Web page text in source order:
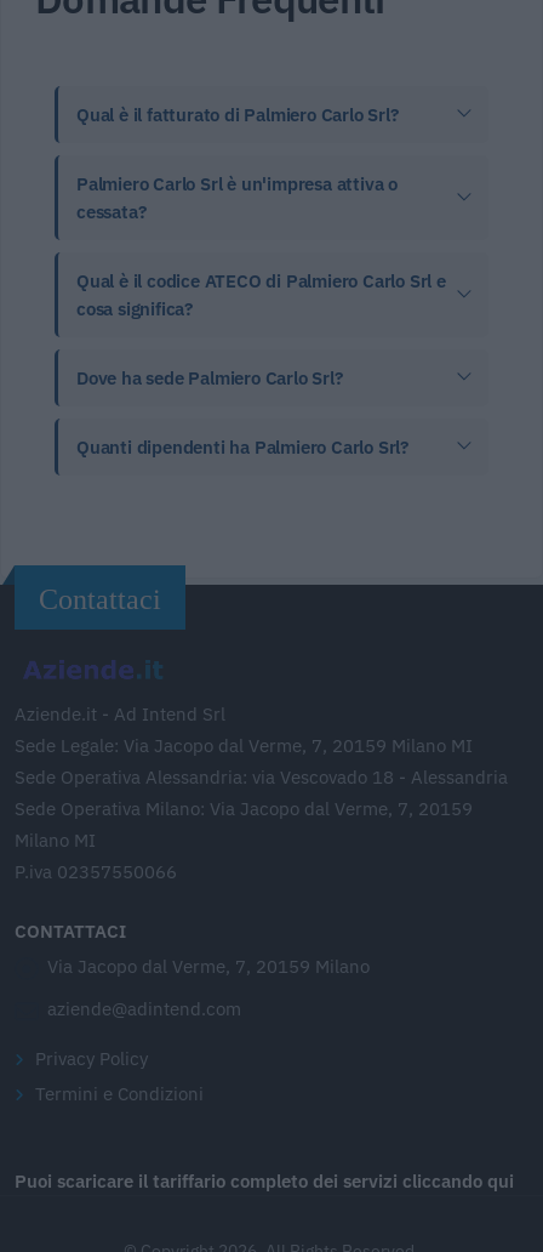
Qual è il fatturato di Palmiero Carlo Srl?
Palmiero Carlo Srl è un'impresa attiva o
cessata?
Qual è il codice ATECO di Palmiero Carlo Srl e
cosa significa?
Dove ha sede Palmiero Carlo Srl?
Quanti dipendenti ha Palmiero Carlo Srl?
Contattaci
Aziende.it - Ad Intend Srl
Sede Legale: Via Jacopo dal Verme, 7, 20159 Milano MI
Sede Operativa Alessandria: via Vescovado 18 - Alessandria
Sede Operativa Milano: Via Jacopo dal Verme, 7, 20159
Milano MI
P.iva 02357550066
CONTATTACI
Via Jacopo dal Verme, 7, 20159 Milano
aziende@adintend.com
Privacy Policy
Termini e Condizioni
Puoi scaricare il tariffario completo dei servizi cliccando qui